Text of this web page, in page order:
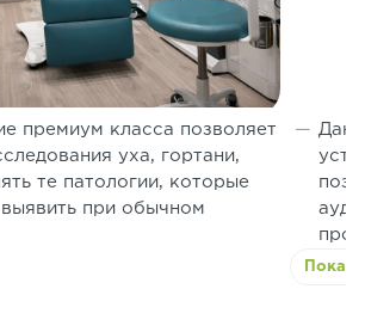
премиум класса позволяет
уха, гортани,
те патологии, которые
при обычном